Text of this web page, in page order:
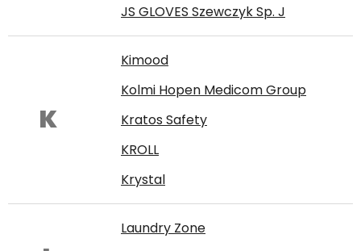
JS GLOVES Szewczyk Sp. J
K
Kimood
Kolmi Hopen Medicom Group
Kratos Safety
KROLL
Krystal
Laundry Zone